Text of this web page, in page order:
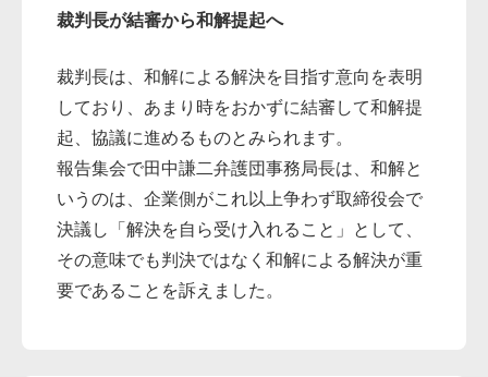
裁判長が結審から和解提起へ
裁判長は、和解による解決を目指す意向を表明
しており、あまり時をおかずに結審して和解提
起、協議に進めるものとみられます。
報告集会で田中謙二弁護団事務局長は、和解と
いうのは、企業側がこれ以上争わず取締役会で
決議し「解決を自ら受け入れること」として、
その意味でも判決ではなく和解による解決が重
要であることを訴えました。